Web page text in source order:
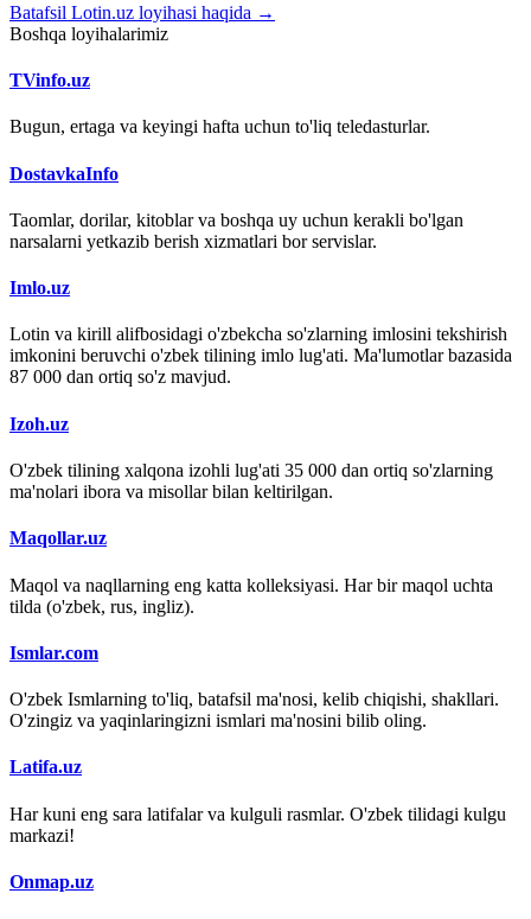
Batafsil Lotin.uz loyihasi haqida →
Boshqa loyihalarimiz
TVinfo.uz
Bugun, ertaga va keyingi hafta uchun to'liq teledasturlar.
DostavkaInfo
Taomlar, dorilar, kitoblar va boshqa uy uchun kerakli bo'lgan
narsalarni yetkazib berish xizmatlari bor servislar.
Imlo.uz
Lotin va kirill alifbosidagi o'zbekcha so'zlarning imlosini tekshirish
imkonini beruvchi o'zbek tilining imlo lug'ati. Ma'lumotlar bazasida
87 000 dan ortiq so'z mavjud.
Izoh.uz
O'zbek tilining xalqona izohli lug'ati 35 000 dan ortiq so'zlarning
ma'nolari ibora va misollar bilan keltirilgan.
Maqollar.uz
Maqol va naqllarning eng katta kolleksiyasi. Har bir maqol uchta
tilda (o'zbek, rus, ingliz).
Ismlar.com
O'zbek Ismlarning to'liq, batafsil ma'nosi, kelib chiqishi, shakllari.
O'zingiz va yaqinlaringizni ismlari ma'nosini bilib oling.
Latifa.uz
Har kuni eng sara latifalar va kulguli rasmlar. O'zbek tilidagi kulgu
markazi!
Onmap.uz